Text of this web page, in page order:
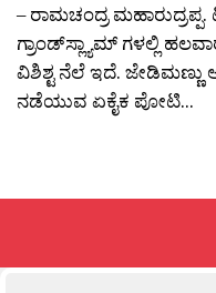
– ರಾಮಚಂದ್ರ
ಗ್ರಾಂಡ್‌ಸ್ಲ್ಯಾಮ್ ಗಳಲ್ಲಿ
ವಿಶಿಶ್ಟ ನೆಲೆ ಇದೆ. ಜೇಡಿಮಣ್ಣು
ನಡೆಯುವ ಏಕೈಕ ಪೋಟಿ...